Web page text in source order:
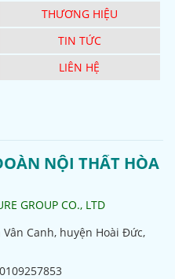
THƯƠNG HIỆU
TIN TỨC
LIÊN HỆ
NỘI THẤT HÒA
GROUP CO., LTD
Canh, huyện Hoài Đức,
0109257853